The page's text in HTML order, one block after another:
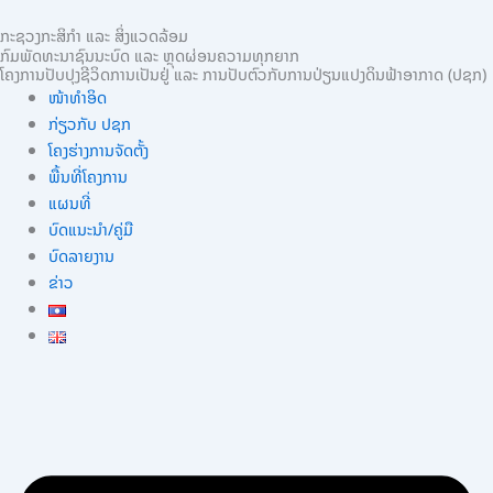
to
content
ກະຊວງກະສິກຳ ແລະ ສິ່ງແວດລ້ອມ
ກົມພັດທະນາຊົນນະບົດ ແລະ ຫຼຸດຜ່ອນຄວາມທຸກຍາກ
ໂຄງການປັບປຸງຊີວິດການເປັນຢູ່ ແລະ ການປັບຕົວກັບການປ່ຽນແປງດິນຟ້າອາກາດ (ປຊກ)
ໜ້າທຳອິດ
ກ່ຽວກັບ ປຊກ
ໂຄງຮ່າງການຈັດຕັ້ງ
ພື້ນທີ່ໂຄງການ
ແຜນທີ່
ບົດແນະນໍາ/ຄູ່ມື
ບົດລາຍງານ
ຂ່າວ